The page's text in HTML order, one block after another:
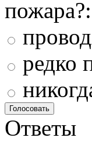
пожара?:
редко
Ответы